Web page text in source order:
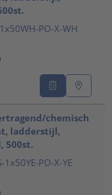
PO-X-WH
chemisch
ladderstijl,
500st.
1x50YE-PO-X-YE